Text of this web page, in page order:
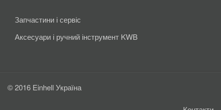
Запчастини і сервіс
Аксесуари і ручний інструмент KWB
© 2016 Einhell Україна